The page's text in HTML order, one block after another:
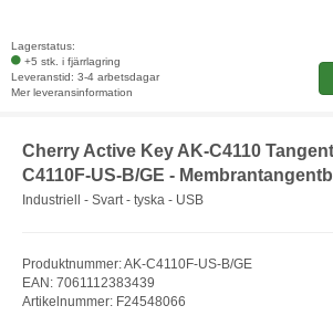
Lagerstatus:
+5 stk. i fjärrlagring
Leveranstid: 3-4 arbetsdagar
Mer leveransinformation
Cherry Active Key AK-C4110
C4110F-US-B/GE -
Industriell - Svart - tyska - USB
Produktnummer: AK-C4110F-US-B/GE
EAN: 7061112383439
Artikelnummer: F24548066